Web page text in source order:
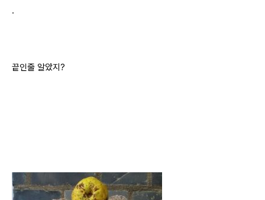
.
끝인줄 알았지?